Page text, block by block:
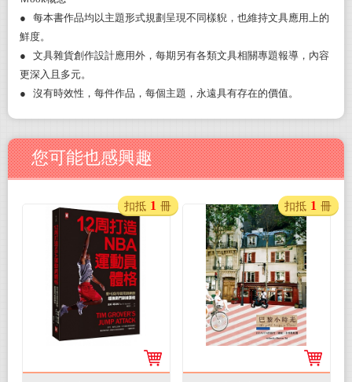
● 每本書作品均以主題形式規劃呈現不同樣貎，也維持文具應用上的
鮮度。
● 文具雜貨創作設計應用外，每期另有各類文具相關專題報導，內容
更深入且多元。
● 沒有時效性，每件作品，每個主題，永遠具有存在的價值。
您可能也感興趣
扣抵 1 冊 扣抵 1 冊